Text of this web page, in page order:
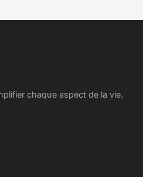
chaque aspect de la vie.